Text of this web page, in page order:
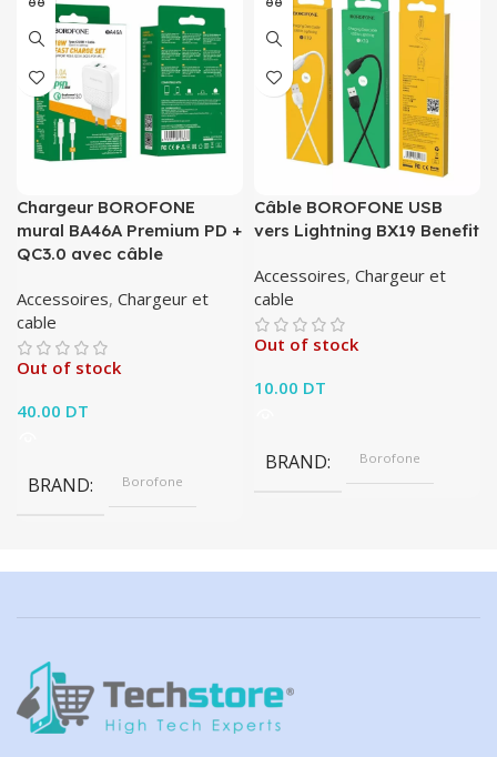
Chargeur BOROFONE
mural BA46A Premium PD +
QC3.0 avec câble
Accessoires, Chargeur et
cable
Out of stock
40.00 DT
BRAND Borofone
Câble BOROFONE USB
vers Lightning BX19 Benefit
Accessoires, Chargeur et
cable
Out of stock
10.00 DT
BRAND Borofone